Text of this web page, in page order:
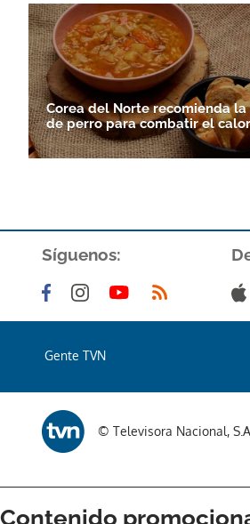
Corea del Norte recomienda la
de perro para combatir el calor
Síguenos:
Gente TVN
© Televisora Nacional,